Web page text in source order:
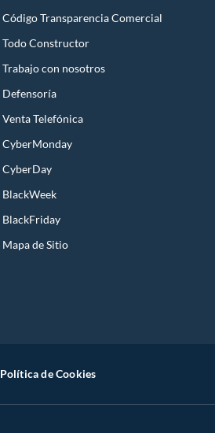
Código Transparencia Comercial
Todo Constructor
Trabajo con nosotros
Defensoría
Venta Telefónica
CyberMonday
CyberDay
BlackWeek
BlackFriday
Mapa de Sitio
Política de Cookies